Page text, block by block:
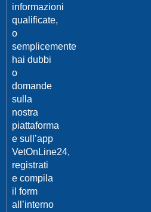
informazioni
qualificate,
o
semplicemente
hai dubbi
o
domande
sulla
nostra
piattaforma
e sull’app
VetOnLine24,
registrati
e compila
il form
all’interno